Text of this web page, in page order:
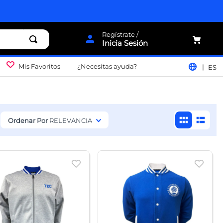
Inicia Sesión
Mis Favoritos ¿Necesitas ayuda? ES
Ordenar Por RELEVANCIA